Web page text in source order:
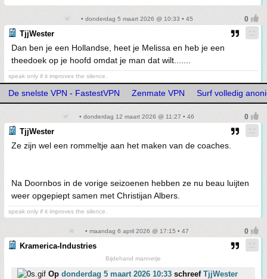
• donderdag 5 maart 2026 @ 10:33 • 45
TjjWester
Dan ben je een Hollandse, heet je Melissa en heb je een
theedoek op je hoofd omdat je man dat wilt.......
speak only if it improves the silence.
De snelste VPN - FastestVPN Zenmate VPN Surf volledig
• donderdag 12 maart 2026 @ 11:27 • 46
TjjWester
Ze zijn wel een rommeltje aan het maken van de coaches.
Na Doornbos in de vorige seizoenen hebben ze nu beau luijten
weer opgepiept samen met Christijan Albers.
speak only if it improves the silence.
• maandag 6 april 2026 @ 17:15 • 47
Kramerica-Industries
Bijdehand mannetje
Op donderdag 5 maart 2026 10:33 schreef TjjWester